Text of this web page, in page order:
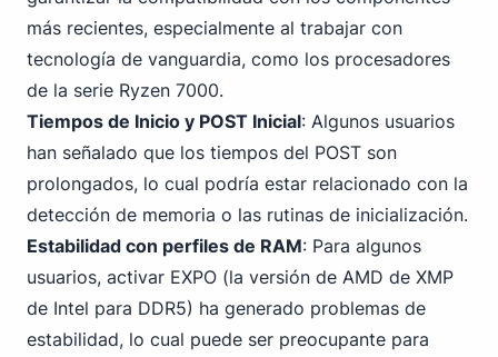
más recientes, especialmente al trabajar con
tecnología de vanguardia, como los procesadores
de la serie Ryzen 7000.
Tiempos de Inicio y POST Inicial: Algunos usuarios
han señalado que los tiempos del POST son
prolongados, lo cual podría estar relacionado con la
detección de memoria o las rutinas de inicialización.
Estabilidad con perfiles de RAM: Para algunos
usuarios, activar EXPO (la versión de AMD de XMP
de Intel para DDR5) ha generado problemas de
estabilidad, lo cual puede ser preocupante para